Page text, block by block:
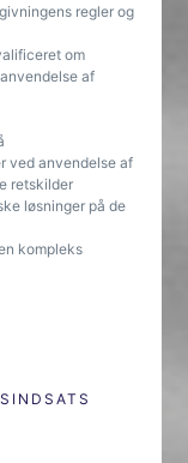
regler og
om
af
ved anvendelse af
retskilder
løsninger på de
kompleks